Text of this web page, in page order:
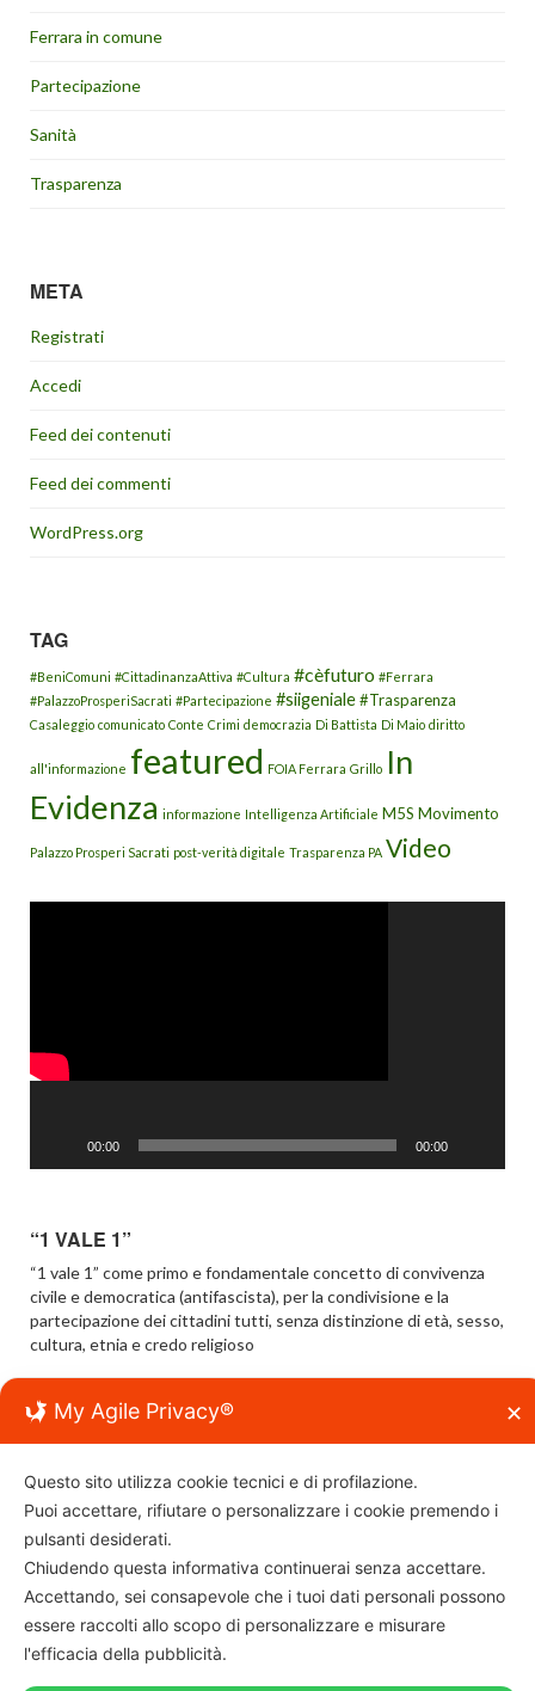
Ferrara in comune
Partecipazione
Sanità
Trasparenza
META
Registrati
Accedi
Feed dei contenuti
Feed dei commenti
WordPress.org
TAG
#BeniComuni #CittadinanzaAttiva #Cultura #cèfuturo #Ferrara
#PalazzoProsperiSacrati #Partecipazione #siigeniale#Trasparenza
Casaleggio comunicato Conte Crimi democrazia Di Battista Di Maio diritto
all'informazione featured FOIA Ferrara Grillo In
Evidenza informazione Intelligenza Artificiale M5S Movimento
Palazzo Prosperi Sacrati post-verità digitale Trasparenza PA Video
00:00 00:00
“1 VALE 1”
“1 vale 1” come primo e fondamentale concetto di convivenza
civile e democratica (antifascista), per la condivisione e la
partecipazione dei cittadini tutti, senza distinzione di età, sesso,
cultura, etnia e credo religioso
Associazione “viviferrara”
C.f.: 93096240382
Per info e contatti:
© Copyright 2026 VIVIFERRARA
My Agile Privacy® ✕
Questo sito utilizza cookie tecnici e di profilazione.
Puoi accettare, rifiutare o personalizzare i cookie premendo i
pulsanti desiderati.
Chiudendo questa informativa continuerai senza accettare.
Accettando, sei consapevole che i tuoi dati personali possono
essere raccolti allo scopo di personalizzare e misurare
l'efficacia della pubblicità.